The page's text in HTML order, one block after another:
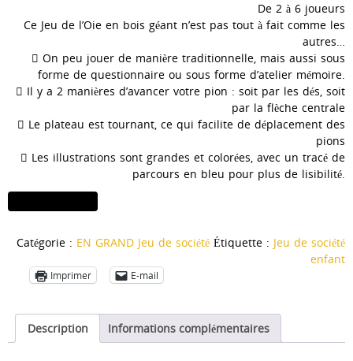
De 2 à 6 joueurs
Ce Jeu de l’Oie en bois géant n’est pas tout à fait comme les
autres…
 On peu jouer de manière traditionnelle, mais aussi sous
forme de questionnaire ou sous forme d’atelier mémoire.
 Il y a 2 manières d’avancer votre pion : soit par les dés, soit
par la flèche centrale
 Le plateau est tournant, ce qui facilite de déplacement des
pions
 Les illustrations sont grandes et colorées, avec un tracé de
parcours en bleu pour plus de lisibilité.
de
de
diam
Catégorie : EN GRAND Jeu de société Étiquette : Jeu de société
enfant
Imprimer E-mail
Description Informations complémentaires